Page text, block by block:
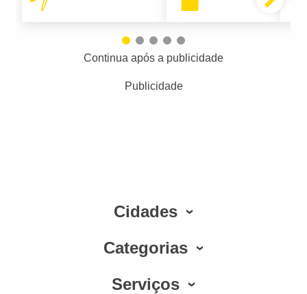
Continua após a publicidade
Publicidade
Cidades
Categorias
Serviços